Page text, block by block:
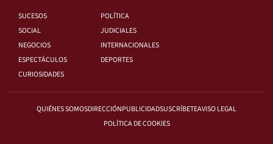
SUCESOS
POLÍTICA
SOCIAL
JUDICIALES
NEGOCIOS
INTERNACIONALES
ESPECTÁCULOS
DEPORTES
CURIOSIDADES
QUIÉNES SOMOSDIRECCIÓNPUBLICIDADSUSCRÍBETEAVISO LEGAL
POLÍTICA DE COOKIES